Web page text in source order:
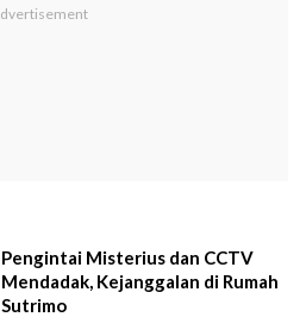
Pengintai Misterius dan CCTV
Mendadak, Kejanggalan di Rumah
Sutrimo